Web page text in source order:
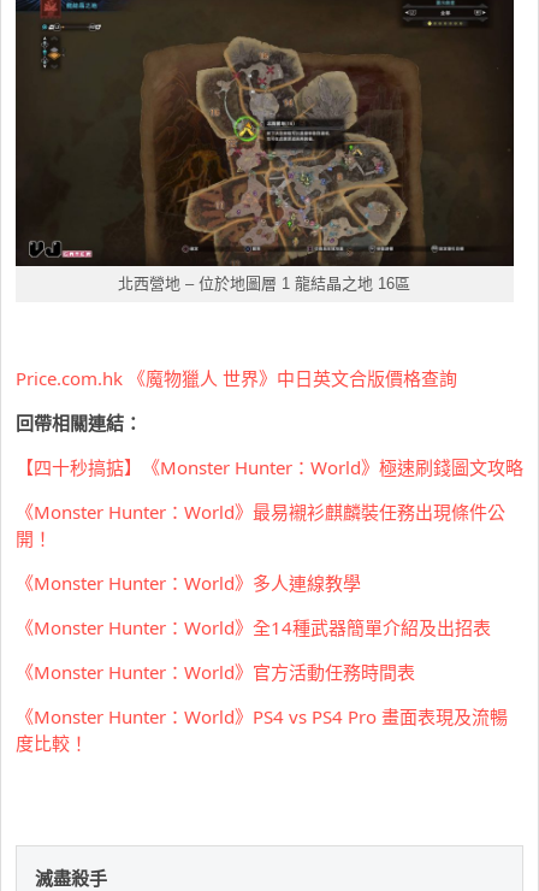
北西營地 – 位於地圖層 1 龍結晶之地 16區
Price.com.hk 《魔物獵人 世界》中日英文合版價格查詢
回帶相關連結：
【四十秒搞掂】《Monster Hunter：World》極速刷錢圖文攻略
《Monster Hunter：World》最易襯衫麒麟裝任務出現條件公
開！
《Monster Hunter：World》多人連線教學
《Monster Hunter：World》全14種武器簡單介紹及出招表
《Monster Hunter：World》官方活動任務時間表
《Monster Hunter：World》PS4 vs PS4 Pro 畫面表現及流暢
度比較！
滅盡殺手